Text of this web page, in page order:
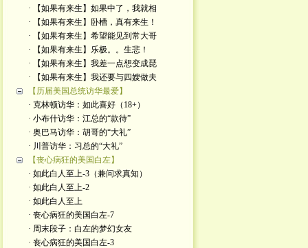
· 【如果有来生】如果中了，我就相
· 【如果有来生】卧槽，真有来生！
· 【如果有来生】希望能见到常大哥
· 【如果有来生】乐极。。生悲！
· 【如果有来生】我差一点想变成琵
· 【如果有来生】我还要与四嫂做夫
【历届美国总统访华最爱】
· 克林顿访华：如此喜好（18+）
· 小布什访华：江总的“款待”
· 奥巴马访华：胡哥的“大礼”
· 川普访华：习总的“大礼”
【丧心病狂的美国白左】
· 如此白人至上-3（兼问求真知）
· 如此白人至上-2
· 如此白人至上
· 丧心病狂的美国白左-7
· 周末段子：白左的梦幻女友
· 丧心病狂的美国白左-3